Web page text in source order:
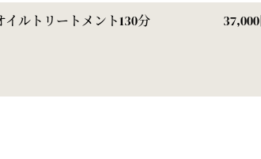
イルトリートメント130分